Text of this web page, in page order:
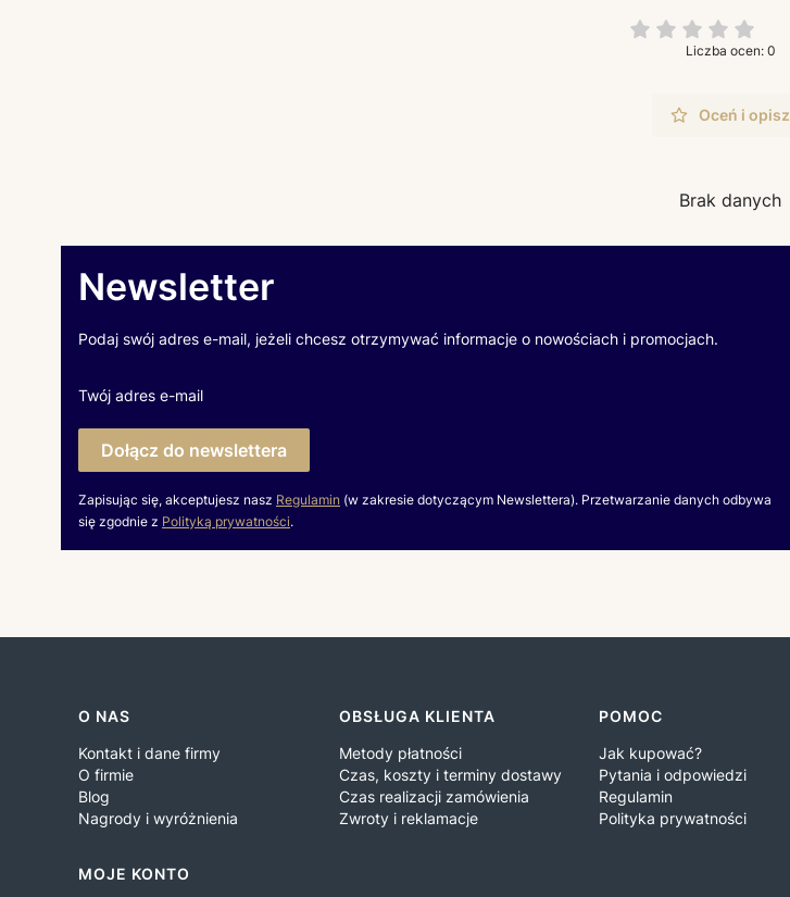
Liczba ocen: 0
Oceń i opisz
Brak danych
Newsletter
Podaj swój adres e-mail, jeżeli chcesz otrzymywać informacje o nowościach i promocjach.
Twój adres e-mail
Dołącz do newslettera
Zapisując się, akceptujesz nasz Regulamin (w zakresie dotyczącym Newslettera). Przetwarzanie danych odbywa
się zgodnie z Polityką prywatności.
Linki w stopce
O NAS
Kontakt i dane firmy
O firmie
Blog
Nagrody i wyróżnienia
OBSŁUGA KLIENTA
Metody płatności
Czas, koszty i terminy dostawy
Czas realizacji zamówienia
Zwroty i reklamacje
POMOC
Jak kupować?
Pytania i odpowiedzi
Regulamin
Polityka prywatności
MOJE KONTO